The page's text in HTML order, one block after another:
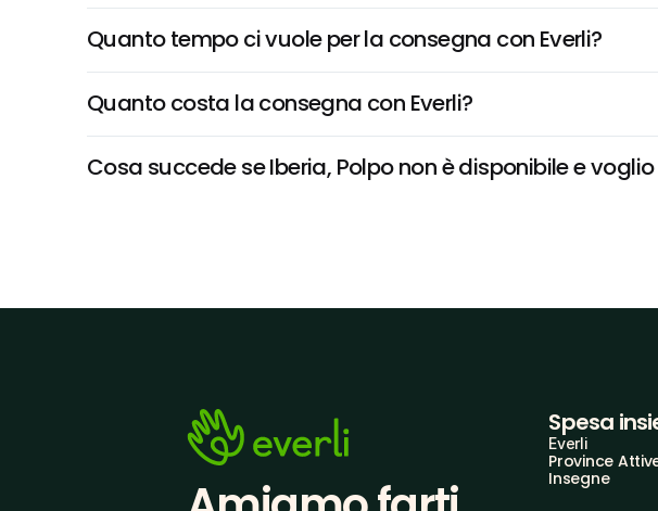
Quanto tempo ci vuole per la consegna con Everli?
Quanto costa la consegna con Everli?
Cosa succede se Iberia, Polpo non è disponibile e
Spesa
Everli
Province
Insegne